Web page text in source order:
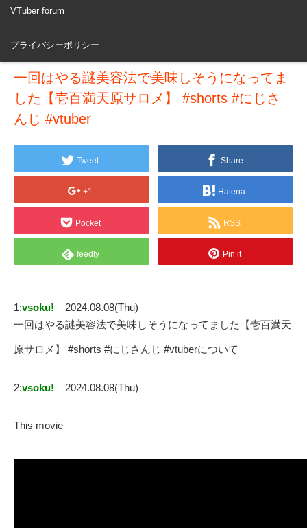
VTuber forum
プライバシーポリシー
一回はやる謎美容法で美味しそうになってま
した【壱百満天原サロメ】 #shorts #にじさ
んじ #vtuber
Tweet Share
+1 Hatena
Pocket RSS
feedly Pin it
1:vsoku!
2024.08.08(Thu)
一回はやる謎美容法で美味しそうになってました【壱百満天
原サロメ】 #shorts #にじさんじ #vtuberについて
2:vsoku! 2024.08.08(Thu)
This movie